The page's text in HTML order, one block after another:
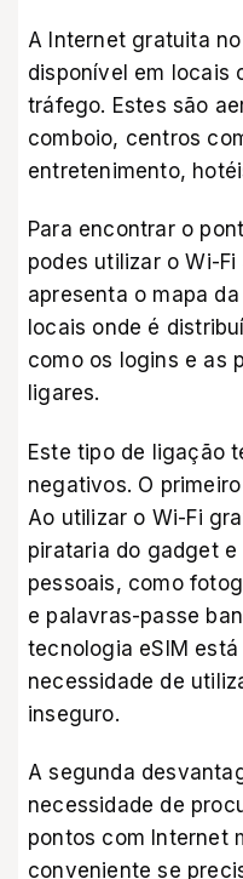
A Internet gratuita
disponível em locais
tráfego. Estes são
comboio, centros
entretenimento,
Para encontrar o
podes utilizar o Wi-
apresenta o mapa
locais onde é
como os logins e as
ligares.
Este tipo de ligação
negativos. O
Ao utilizar o Wi-Fi
pirataria do gadget
pessoais, como
e palavras-passe
tecnologia eSIM
necessidade de
inseguro.
A segunda
necessidade de
pontos com Internet
conveniente se